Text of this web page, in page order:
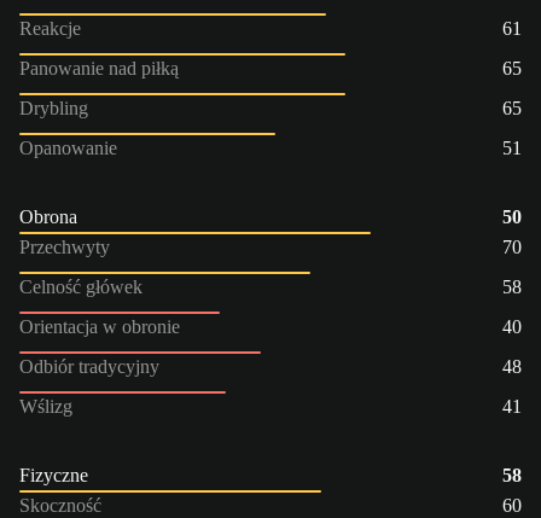
Reakcje
61
Panowanie nad piłką
65
Drybling
65
Opanowanie
51
Obrona
50
Przechwyty
70
Celność główek
58
Orientacja w obronie
40
Odbiór tradycyjny
48
Wślizg
41
Fizyczne
58
Skoczność
60